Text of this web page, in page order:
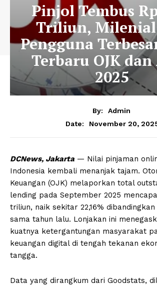
Pinjol Tembus
Triliun, Milenial
Pengguna
Terbaru OJK dan
2025
By:
Admin
Date:
November 20,
DCNews, Jakarta — Nilai pinjaman
Indonesia kembali menanjak tajam.
Keuangan (OJK) melaporkan total
lending pada September 2025
triliun, naik sekitar 22,16%
sama tahun lalu. Lonjakan ini
kuatnya ketergantungan masyarakat
keuangan digital di tengah tekanan
tangga.
Data yang dirangkum dari Goodstats,